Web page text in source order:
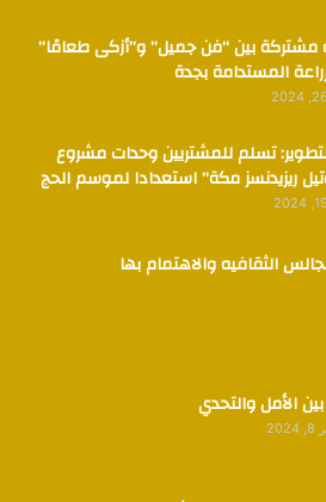
مشتركة بين “فن جميل” و”أزكى طعامًا”
المستدامة بجدة
تسلم للمشتريين وحدات مشروع
ريزيدنسز مكة” استعدادا لموسم الحج
الثقافيه والاهتمام بها
بين الأمل والتحدي